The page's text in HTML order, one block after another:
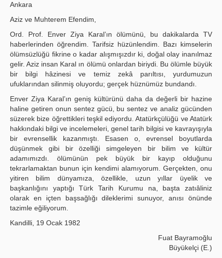
Ankara
Aziz ve Muhterem Efendim,
Ord. Prof. Enver Ziya Karal’ın ölümünü, bu dakikalarda TV
haberlerinden öğrendim. Tarifsiz hüzünlendim. Bazı kimselerin
ölüm­süzlüğü fikrine o kadar alışmışızdır ki, doğal olay inanılmaz
gelir. Aziz insan Karal ın ölümü onlardan biriydi. Bu ölümle büyük
bir bilgi hâzinesi ve temiz zekâ parıltısı, yurdumuzun
ufuklarından silinmiş oluyordu; gerçek hüznümüz bundandı.
Enver Ziya Karal’ın geniş kültürünü daha da değerli bir hazine
haline getiren onun sentez gücü, bu sentez ve analiz gücünden
süzerek bize öğrettikleri teşkil ediyordu. Atatürkçülüğü ve Atatürk
hakkındaki bilgi ve incelemeleri, genel tarih bilgisi ve kavrayışıyla
bir evrensellik kazanmıştı. Esasen o, evrensel boyutlarda
düşünmek gibi bir özelliği simgeleyen bir bilim ve kültür
adamımızdı. ölümünün pek büyük bir kayıp olduğunu
tekrarlamaktan bunun için kendimi alamıyorum. Gerçekten, onu
yitiren bilim dünyamıza, özellikle, uzun yıllar üyelik ve
başkanlığını yaptığı Türk Tarih Kurumu na, başta zatıâliniz
olarak en içten başsağlığı dileklerimi sunuyor, anısı önünde
tazimle eğiliyorum.
Kandilli, 19 Ocak 1982
Fuat Bayramoğlu
Büyükelçi (E.)